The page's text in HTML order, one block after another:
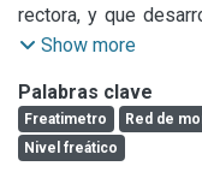
rectora, y que
en el ámbito de la
principales
mediante acciones
una favorable
Show more
Palabras clave
Freatimetro Red de
Nivel freático